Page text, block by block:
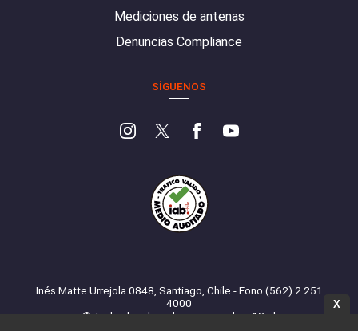
Mediciones de antenas
Denuncias Compliance
SÍGUENOS
Inés Matte Urrejola 0848, Santiago, Chile - Fono (562) 2 251
4000
© Todos los derechos reservados. 13.cl
X